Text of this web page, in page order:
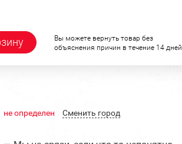
Вы можете вернуть товар без
объяснения причин в течение 14 дней
не определен Cменить город